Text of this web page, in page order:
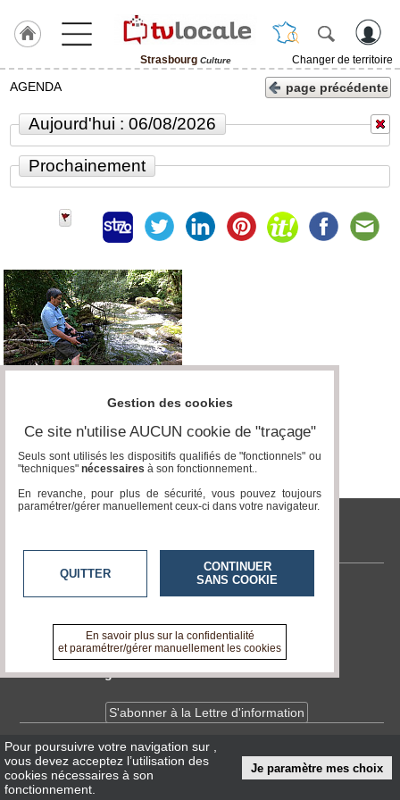
Strasbourg Culture
Changer de territoire
J'adhère
ACCUEIL
Strasbourg
RUBRIQUES
Agenda
Gazette
Médias
groupe
Blogs
Prémium
annuaire
Accès
AGENDA page précédente
Aujourd'hui : 06/08/2026
Prochainement
tvlocale.fr
Contactez-nous
A propos de tvlocale.fr
Devenir délégué
S'abonner à la Lettre d'information
InfosCNIL/RGPD
Conditions Générales d'Utilisation
Pour poursuivre votre navigation sur
vous devez acceptez l’utilisation des
cookies nécessaires à son
fonctionnement.
Je paramètre mes choix
Gestion des cookies
Ce site n'utilise AUCUN cookie de "traçage"
Seuls sont utilisés les dispositifs qualifiés de "fonctionnels" ou
"techniques" nécessaires à son fonctionnement..
En revanche, pour plus de sécurité, vous pouvez toujours
paramétrer/gérer manuellement ceux-ci dans votre navigateur.
QUITTER
CONTINUER
SANS COOKIE
En savoir plus sur la confidentialité
et paramétrer/gérer manuellement les cookies